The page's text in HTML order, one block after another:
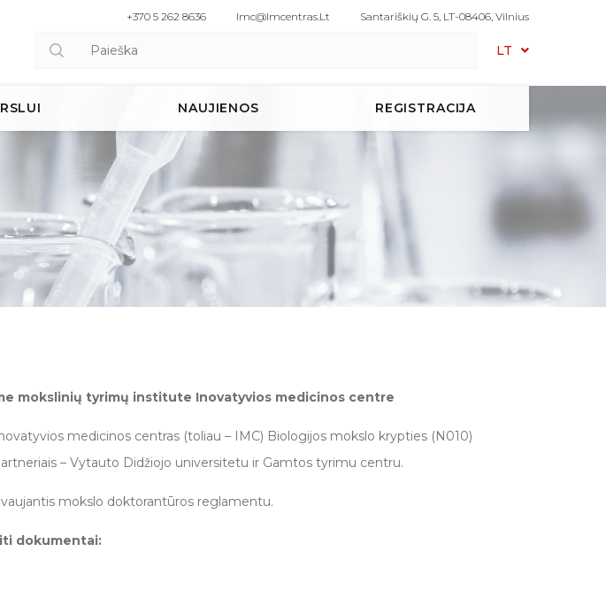
+370 5 262 8636 Imc@imcentras.lt Santariškių G. 5, LT-08406, Vilnius
LT
NAUJIENOS REGISTRACIJA
mokslinių tyrimų institute Inovatyvios medicinos centre
medicinos centras (toliau – IMC) Biologijos mokslo krypties (N010)
– Vytauto Didžiojo universitetu ir Gamtos tyrimu centru.
mokslo doktorantūros reglamentu.
dokumentai: